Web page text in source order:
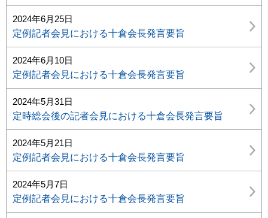
2024年6月25日
定例記者会見における十倉会長発言要旨
2024年6月10日
定例記者会見における十倉会長発言要旨
2024年5月31日
定時総会後の記者会見における十倉会長発言要旨
2024年5月21日
定例記者会見における十倉会長発言要旨
2024年5月7日
定例記者会見における十倉会長発言要旨